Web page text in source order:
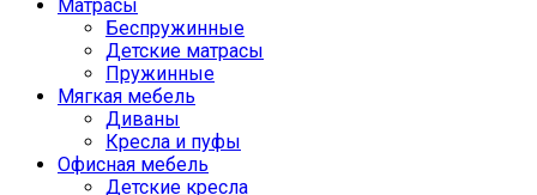
Матрасы
Беспружинные
Детские матрасы
Пружинные
Мягкая мебель
Диваны
Кресла и пуфы
Офисная мебель
Детские кресла